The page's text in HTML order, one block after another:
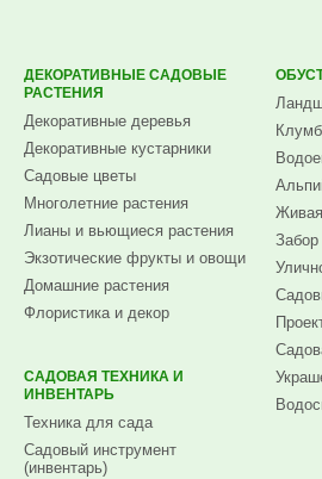
ДЕКОРАТИВНЫЕ САДОВЫЕ
РАСТЕНИЯ
Декоративные деревья
Декоративные кустарники
Садовые цветы
Многолетние растения
Лианы и вьющиеся растения
Экзотические фрукты и овощи
Домашние растения
Флористика и декор
САДОВАЯ ТЕХНИКА И
ИНВЕНТАРЬ
Техника для сада
Садовый инструмент
(инвентарь)
Живая
Забор